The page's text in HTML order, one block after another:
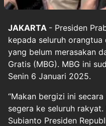
JAKARTA - Presiden
kepada seluruh
yang belum merasakan
Gratis (MBG). MBG ini
Senin 6 Januari 2025.
“Makan bergizi ini
segera ke seluruh
Subianto Presiden